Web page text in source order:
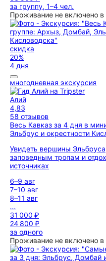
за группу, 1–4 чел.
Проживание не включено в
скидка
20%
4 дня
многодневная экскурсия
Алий
4,83
58 отзывов
Весь Кавказ за 4 дня в
Эльбрус и окрестности
Увидеть вершины
заповедным тропам и
источниках
6–9 авг
7–10 авг
8–11 авг
...
31 000 ₽
24 800 ₽
за одного
Проживание не включено в